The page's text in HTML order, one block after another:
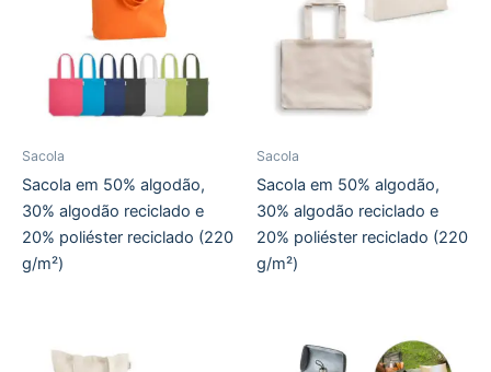
Sacola
Sacola em 50% algodão,
30% algodão reciclado e
20% poliéster reciclado (220
g/m²)
Sacola
Sacola em 50% algodão,
30% algodão reciclado e
20% poliéster reciclado (220
g/m²)